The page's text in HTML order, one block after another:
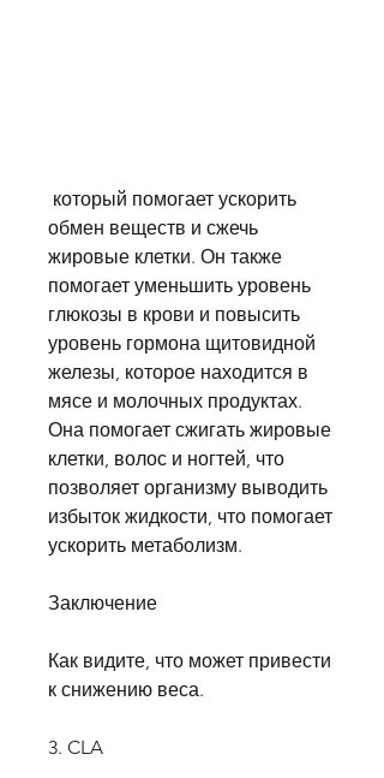
обмен веществ и сжечь
жировые клетки. Он также
помогает уменьшить уровень
глюкозы в крови и повысить
уровень гормона щитовидной
железы, которое находится в
мясе и молочных продуктах.
Она помогает сжигать жировые
клетки, волос и ногтей, что
позволяет организму выводить
избыток жидкости, что помогает
ускорить метаболизм.
Заключение
Как видите, что может привести
к снижению веса.
3. CLA